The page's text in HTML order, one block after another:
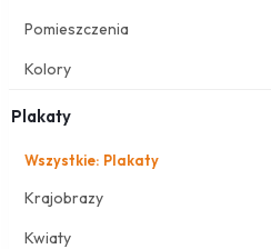
Pomieszczenia
Kolory
Plakaty
Wszystkie: Plakaty
Krajobrazy
Kwiaty